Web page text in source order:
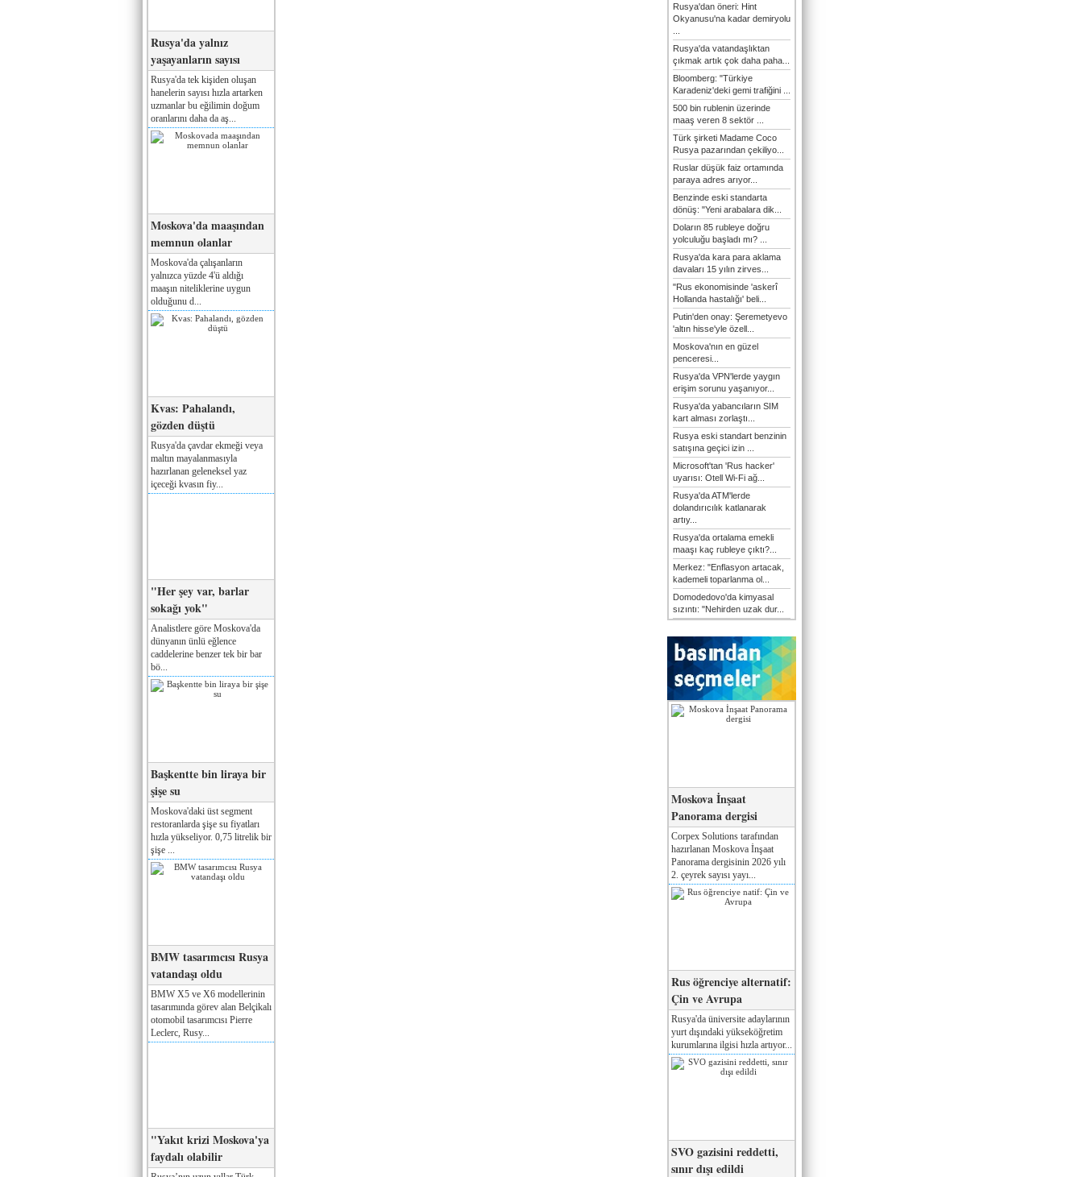
Rusya'da yalnız
yaşayanların sayısı
Rusya'da tek kişiden oluşan
hanelerin sayısı hızla artarken
uzmanlar bu eğilimin doğum
oranlarını daha da aş...
Moskova'da maaşından
memnun olanlar
Moskova'da çalışanların
yalnızca yüzde 4'ü aldığı
maaşın niteliklerine uygun
olduğunu d...
Kvas: Pahalandı,
gözden düştü
Rusya'da çavdar ekmeği veya
maltın mayalanmasıyla
hazırlanan geleneksel yaz
içeceği kvasın fiy...
"Her şey var, barlar
sokağı yok"
Analistlere göre Moskova'da
dünyanın ünlü eğlence
caddelerine benzer tek bir bar
bö...
Başkentte bin liraya bir
şişe su
Moskova'daki üst segment
restoranlarda şişe su fiyatları
hızla yükseliyor. 0,75 litrelik bir
şişe ...
BMW tasarımcısı Rusya
vatandaşı oldu
BMW X5 ve X6 modellerinin
tasarımında görev alan Belçikalı
otomobil tasarımcısı Pierre
Leclerc, Rusy...
"Yakıt krizi Moskova'ya
faydalı olabilir
Rusya'dan öneri: Hint
Okyanusu'na kadar demiryolu
Rusya'da vatandaşlıktan
çıkmak artık çok daha paha...
Bloomberg: "Türkiye
Karadeniz'deki gemi trafiğini ...
500 bin rublenin üzerinde
maaş veren 8 sektör ...
Türk şirketi Madame Coco
Rusya pazarından çekiliyo...
Ruslar düşük faiz ortamında
paraya adres arıyor...
Benzinde eski standarta
dönüş: "Yeni arabalara dik...
Doların 85 rubleye doğru
yolculuğu başladı mı? ...
Rusya'da kara para aklama
davaları 15 yılın zirves...
"Rus ekonomisinde 'askerî
Hollanda hastalığı' beli...
Putin'den onay: Şeremetyevo
'altın hisse'yle özell...
Moskova'nın en güzel
penceresi...
Rusya'da VPN'lerde yaygın
erişim sorunu yaşanıyor...
Rusya'da yabancıların SIM
kart alması zorlaştı...
Rusya eski standart benzinin
satışına geçici izin ...
Microsoft'tan 'Rus hacker'
uyarısı: Otell Wi-Fi ağ...
Rusya'da ATM'lerde
dolandırıcılık katlanarak
artıy...
Rusya'da ortalama emekli
maaşı kaç rubleye çıktı?...
Merkez: "Enflasyon artacak,
kademeli toparlanma ol...
Domodedovo'da kimyasal
sızıntı: "Nehirden uzak dur...
Moskova İnşaat
Panorama dergisi
Corpex Solutions tarafından
hazırlanan Moskova İnşaat
Panorama dergisinin 2026 yılı
2. çeyrek sayısı yayı...
Rus öğrenciye alternatif:
Çin ve Avrupa
Rusya'da üniversite adaylarının
yurt dışındaki yükseköğretim
kurumlarına ilgisi hızla artıyor...
SVO gazisini reddetti,
sınır dışı edildi